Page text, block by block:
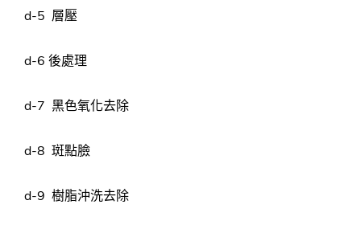
d-5 層壓
d-6 後處理
d-7 黑色氧化去除
d-8 斑點臉
d-9 樹脂沖洗去除